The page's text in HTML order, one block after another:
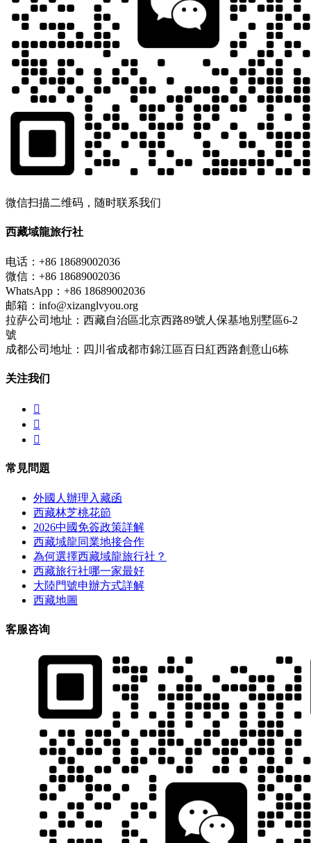
微信扫描二维码，随时联系我们
西藏域龍旅行社
电话：+86 18689002036
微信：+86 18689002036
WhatsApp：+86 18689002036
邮箱：info@xizanglvyou.org
拉萨公司地址：西藏自治區北京西路89號人保基地別墅區6-2
號
成都公司地址：四川省成都市錦江區百日紅西路創意山6栋
关注我们



常見問題
外國人辦理入藏函
西藏林芝桃花節
2026中國免簽政策詳解
西藏域龍同業地接合作
為何選擇西藏域龍旅行社？
西藏旅行社哪一家最好
大陸門號申辦方式詳解
西藏地圖
客服咨询